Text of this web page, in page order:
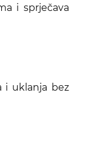
i sprječava
i uklanja bez